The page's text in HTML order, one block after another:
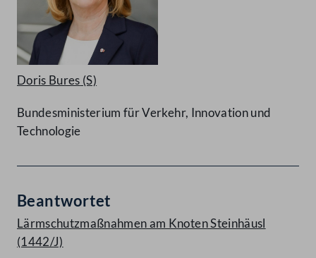
Doris Bures (S)
Bundesministerium für Verkehr, Innovation und
Technologie
Beantwortet
Lärmschutzmaßnahmen am Knoten Steinhäusl
(1442/J)